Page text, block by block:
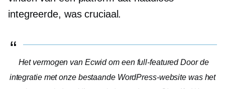
integreerde, was cruciaal.
Het vermogen van Ecwid om een full-featuredDoor de
integratie met onze bestaande WordPress-website was het